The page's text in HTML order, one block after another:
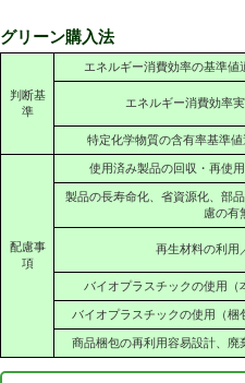
グリーン購入法
判断基
準
エネルギー消費効率の基準値
エネルギー消費効率
特定化学物質の含有率基準値
配慮事
項
使用済み製品の回収・再使
製品の長寿命化、省資源化、部
慮の有
再生材料の利用
バイオプラスチックの使用（
バイオプラスチックの使用（梱
商品梱包の再利用容易設計、廃